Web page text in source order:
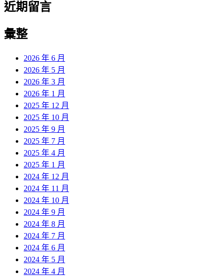
近期留言
彙整
2026 年 6 月
2026 年 5 月
2026 年 3 月
2026 年 1 月
2025 年 12 月
2025 年 10 月
2025 年 9 月
2025 年 7 月
2025 年 4 月
2025 年 1 月
2024 年 12 月
2024 年 11 月
2024 年 10 月
2024 年 9 月
2024 年 8 月
2024 年 7 月
2024 年 6 月
2024 年 5 月
2024 年 4 月